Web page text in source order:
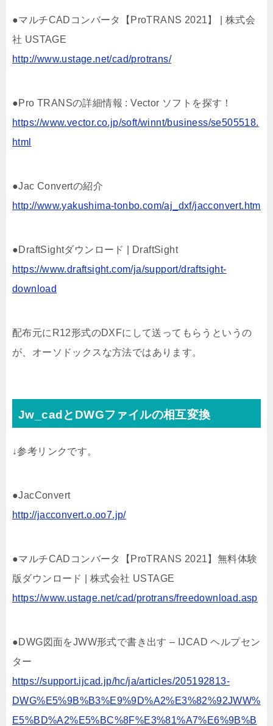
●マルチCADコンバータ【ProTRANS 2021】 | 株式会
社 USTAGE
http://www.ustage.net/cad/protrans/
●Pro TRANSの詳細情報 : Vector ソフトを探す！
https://www.vector.co.jp/soft/winnt/business/se505518.
html
●Jac Convertの紹介
http://www.yakushima-tonbo.com/aj_dxf/jacconvert.htm
●DraftSightダウンロード | DraftSight
https://www.draftsight.com/ja/support/draftsight-
download
配布元にR12形式のDXFにして送ってもらうというの
が、オーソドックスな方法ではあります。
Jw_cadとDWGファイルの相互変換
↓参考リンクです。
●JacConvert
http://jacconvert.o.oo7.jp/
●マルチCADコンバータ【ProTRANS 2021】無料体験
版ダウンロード | 株式会社 USTAGE
https://www.ustage.net/cad/protrans/freedownload.asp
●DWG図面をJWW形式で書き出す – IJCAD ヘルプセン
ター
https://support.ijcad.jp/hc/ja/articles/205192813-
DWG%E5%9B%B3%E9%9D%A2%E3%82%92JWW%
E5%BD%A2%E5%BC%8F%E3%81%A7%E6%9B%B